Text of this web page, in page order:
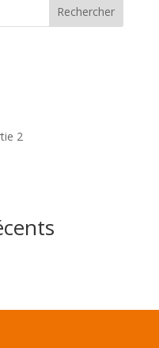
Rechercher
2